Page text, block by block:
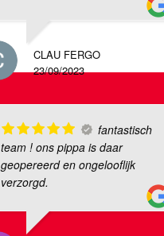
CLAU FERGO
23/09/2023
fantastisch
team ! ons pippa is daar
geopereerd en ongelooflijk
verzorgd.